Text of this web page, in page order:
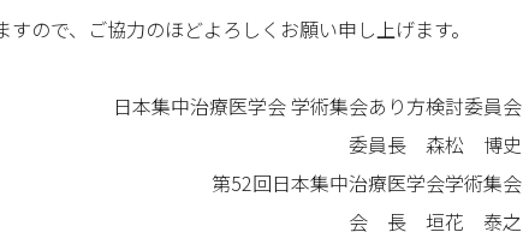
ので、ご協力のほどよろしくお願い申し上げます。
日本集中治療医学会 学術集会あり方検討委員会
委員長 森松 博史
第52回日本集中治療医学会学術集会
会 長 垣花 泰之